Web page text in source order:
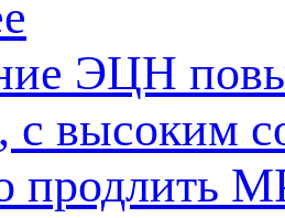
ЭЦН
с высоким
продлить